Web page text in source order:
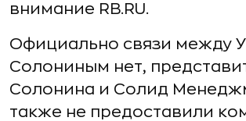
внимание RB.RU.
Официально связи между
Солониным нет,
Солонина и Солид
также не предоставили